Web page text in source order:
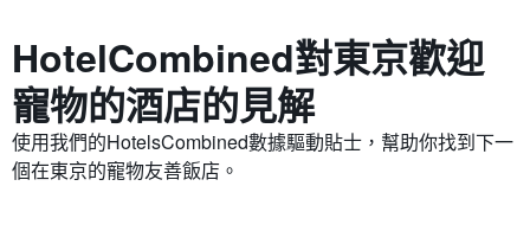
HotelCombined對東京​歡迎
寵物的酒店的見解
使用我們的HotelsCombined數據驅動貼士，幫助你找到下一
個在東京的寵物友善飯店。